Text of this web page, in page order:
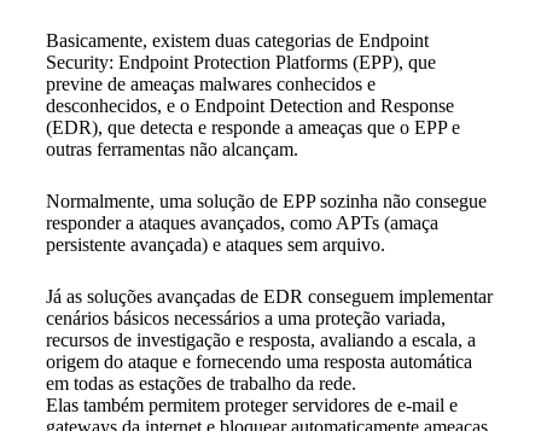
Basicamente, existem duas categorias de Endpoint
Security: Endpoint Protection Platforms (EPP), que
previne de ameaças malwares conhecidos e
desconhecidos, e o Endpoint Detection and Response
(EDR), que detecta e responde a ameaças que o EPP e
outras ferramentas não alcançam.
Normalmente, uma solução de EPP sozinha não consegue
responder a ataques avançados, como APTs (amaça
persistente avançada) e ataques sem arquivo.
Já as soluções avançadas de EDR conseguem implementar
cenários básicos necessários a uma proteção variada,
recursos de investigação e resposta, avaliando a escala, a
origem do ataque e fornecendo uma resposta automática
em todas as estações de trabalho da rede.
Elas também permitem proteger servidores de e-mail e
gateways da internet e bloquear automaticamente ameaças